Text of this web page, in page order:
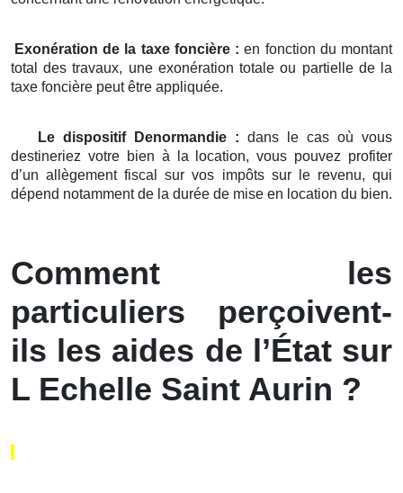
Exonération de la taxe foncière : en fonction du montant
total des travaux, une exonération totale ou partielle de la
taxe foncière peut être appliquée.
Le dispositif Denormandie : dans le cas où vous
destineriez votre bien à la location, vous pouvez profiter
d’un allègement fiscal sur vos impôts sur le revenu, qui
dépend notamment de la durée de mise en location du bien.
Comment les
particuliers perçoivent-
ils les aides de l’État sur
L Echelle Saint Aurin ?